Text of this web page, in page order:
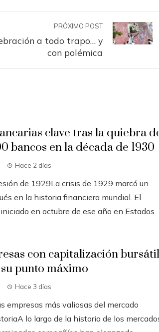
PRÓXIMO POST
a todo trapo… y
con polémica
clave tras la quiebra
bancos en la década de 1930
Hace 2 días
de 1929La crisis de 1929 marcó un
en la historia financiera mundial. El
en octubre de ese año en Estados
con capitalización bursátil
punto máximo
Hace 3 días
empresas más valiosas del mercado
lo largo de la historia de los